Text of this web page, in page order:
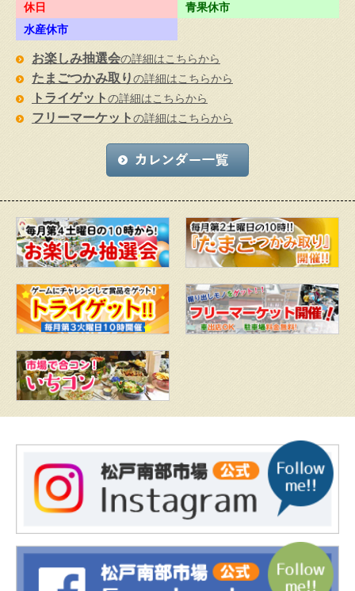
休日
青果休市
水産休市
お楽しみ抽選会の詳細はこちらから
たまごつかみ取りの詳細はこちらから
トライゲットの詳細はこちらから
フリーマーケットの詳細はこちらから